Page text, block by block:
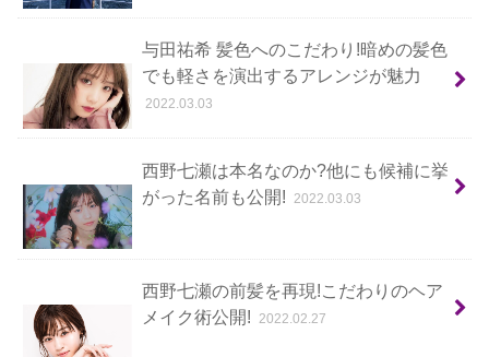
与田祐希 髪色へのこだわり!暗めの髪色
でも軽さを演出するアレンジが魅力
2022.03.03
西野七瀬は本名なのか?他にも候補に挙
がった名前も公開!
2022.03.03
西野七瀬の前髪を再現!こだわりのヘア
メイク術公開!
2022.02.27